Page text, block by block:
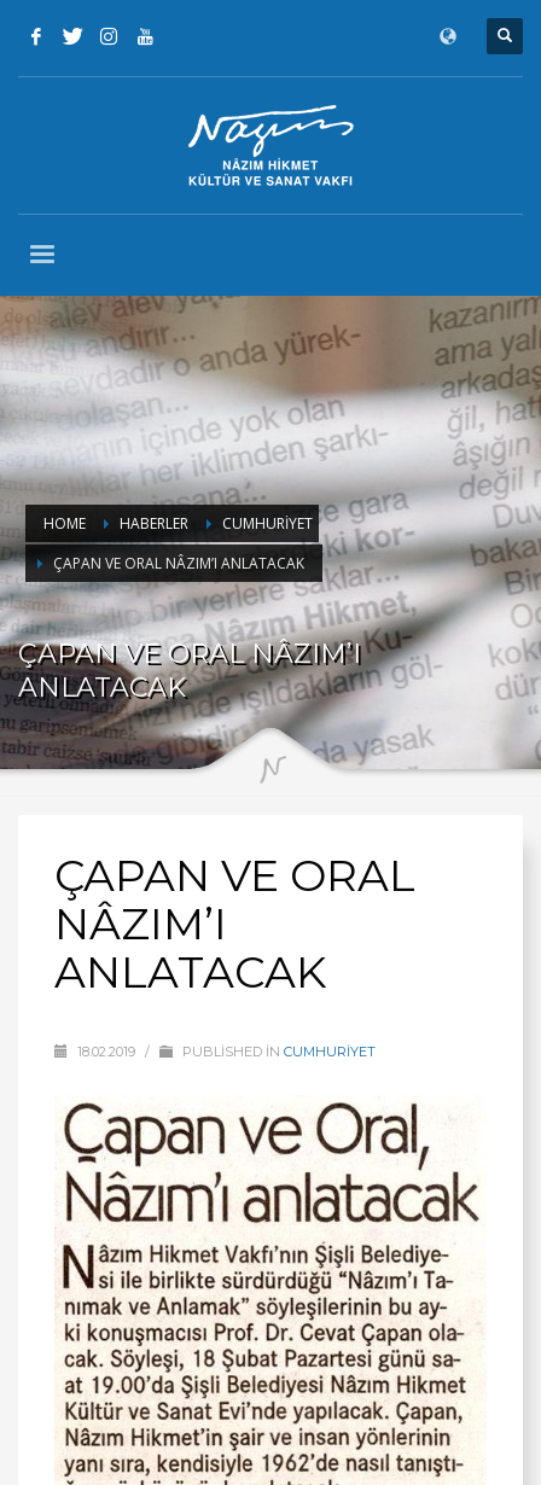
HOME HABERLER
CUMHURİYET
ÇAPAN VE ORAL NÂZIM’I ANLATACAK
ÇAPAN VE ORAL NÂZIM’I
ANLATACAK
ÇAPAN VE ORAL
NÂZIM’I
ANLATACAK
18.02.2019 / PUBLISHED IN CUMHURİYET